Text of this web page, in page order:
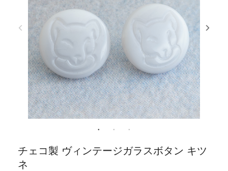
チェコ製 ヴィンテージガラスボタン キツ
ネ